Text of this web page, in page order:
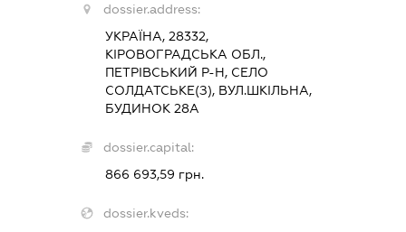
dossier.address:
УКРАЇНА, 28332,
КІРОВОГРАДСЬКА ОБЛ.,
ПЕТРІВСЬКИЙ Р-Н, СЕЛО
СОЛДАТСЬКЕ(З), ВУЛ.ШКІЛЬНА,
БУДИНОК 28А
dossier.capital:
866 693,59 грн.
dossier.kveds: